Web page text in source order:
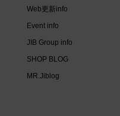
Web更新info
Event info
JIB Group info
SHOP BLOG
MR.Jiblog